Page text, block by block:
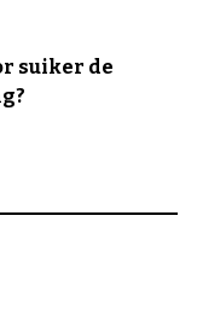
suiker de